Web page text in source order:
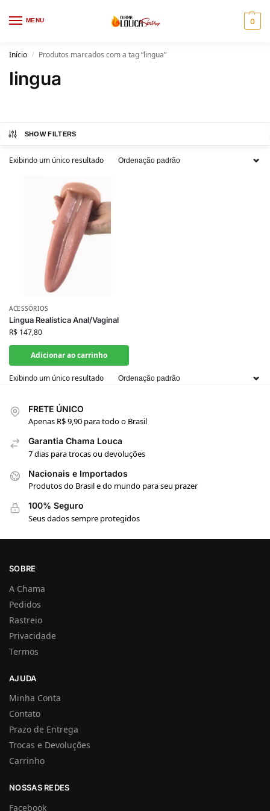
MENU 0
Início / Produtos marcados com a tag “lingua”
lingua
SHOW FILTERS
Exibindo um único resultado
ACESSÓRIOS
Língua Realística Anal/Vaginal
R$ 147,80
Adicionar ao carrinho
Exibindo um único resultado
FRETE ÚNICO
Apenas R$ 9,90 para todo o Brasil
Garantia Chama Louca
7 dias para trocas ou devoluções
Nacionais e Importados
Produtos do Brasil e do mundo para seu prazer
100% Seguro
Seus dados sempre protegidos
SOBRE
A Chama
Pedidos
Rastreio
Privacidade
Termos
AJUDA
Minha Conta
Contato
Prazo de Entrega
Trocas e Devoluções
Carrinho
NOSSAS REDES
Facebook